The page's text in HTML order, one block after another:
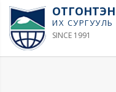
ИХ СУРГУУЛЬ
SINCE 1991